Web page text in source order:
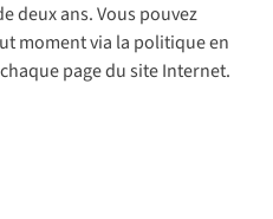
deux ans. Vous pouvez
moment via la politique en
page du site Internet.
de confidentialité
Cookie Policy